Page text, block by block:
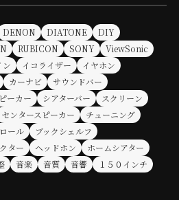
DENON DIATONE
DIY
RUBICON SONY
ViewSonic
ン イコライザー
イヤホン
カーナビ
サウンドバー
ーカー シアターバー
スクリーン
センタースピーカー
チューニング
ール
ブックシェルフ
ター ヘッドホン
ホームシアター
音楽 音質 音響
１５０インチ